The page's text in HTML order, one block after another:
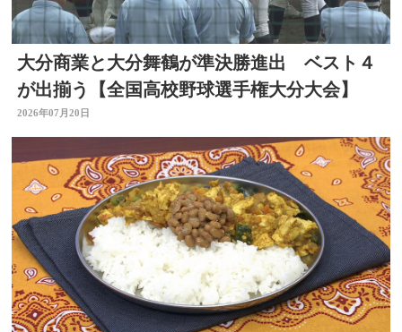
大分商業と大分舞鶴が準決勝進出 ベスト４
が出揃う【全国高校野球選手権大分大会】
2026年07月20日